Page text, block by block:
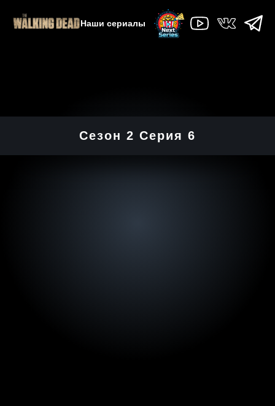
Наши сериалы
Сезон 2 Серия 6